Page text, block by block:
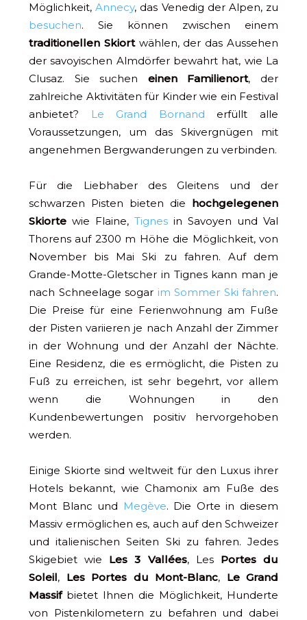
Möglichkeit,Annecy, das Venedig der Alpen, zu
besuchen. Sie können zwischen einem
traditionellen Skiortwählen, der das Aussehen
der savoyischen Almdörfer bewahrt hat, wie La
Clusaz. Sie suchen einen Familienort, der
zahlreiche Aktivitäten für Kinder wie ein Festival
anbietet?
Le Grand Bornand erfüllt alle
Voraussetzungen, um das Skivergnügen mit
angenehmen Bergwanderungen zu verbinden.
Für die Liebhaber des Gleitens und der
schwarzen Pisten bieten die hochgelegenen
Skiorte wie Flaine, Tignes in Savoyen und Val
Thorens auf 2300 m Höhe die Möglichkeit, von
November bis Mai Ski zu fahren. Auf dem
Grande-Motte-Gletscher in Tignes kann man je
nach Schneelage sogar im Sommer Ski fahren.
Die Preise für eine Ferienwohnung am Fuße
der Pisten variieren je nach Anzahl der Zimmer
in der Wohnung und der Anzahl der Nächte.
Eine Residenz, die es ermöglicht, die Pisten zu
Fuß zu erreichen, ist sehr begehrt, vor allem
wenn die Wohnungen in den
Kundenbewertungen positiv hervorgehoben
werden.
Einige Skiorte sind weltweit für den Luxus ihrer
Hotels bekannt, wie Chamonix am Fuße des
Mont Blanc und Megève. Die Orte in diesem
Massiv ermöglichen es, auch auf den Schweizer
und italienischen Seiten Ski zu fahren. Jedes
Skigebiet wie Les 3 Vallées, Les Portes du
Soleil, Les Portes du Mont-Blanc, Le Grand
Massif bietet Ihnen die Möglichkeit, Hunderte
von Pistenkilometern zu befahren und dabei